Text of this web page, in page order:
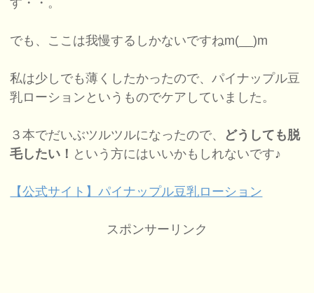
す・・。
でも、ここは我慢するしかないですねm(__)m
私は少しでも薄くしたかったので、パイナップル豆
乳ローションというものでケアしていました。
３本でだいぶツルツルになったので、
どうしても脱
毛したい！ という方にはいいかもしれないです♪
【公式サイト】パイナップル豆乳ローション
スポンサーリンク